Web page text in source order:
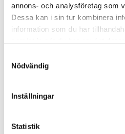
annons- och analysföretag som
Dessa kan i sin tur kombinera
information som du har
Nödvändig
Inställningar
Statistik